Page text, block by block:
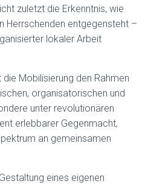
zuletzt die Erkenntnis, wie
Herrschenden entgegensteht –
lokaler Arbeit
Mobilisierung den Rahmen
organisatorischen und
unter revolutionären
erlebbarer Gegenmacht,
an gemeinsamen
eines eigenen